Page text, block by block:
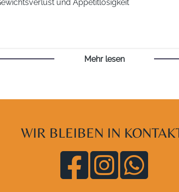
und Appetitlosigkeit
Zur ergänzenden Ernährung: 1-3
ergänzenden Ernährung lässt sich
pflanzliche Öle (Raps- öl,
Eisenpyrophosphat, Zinksulfat,
Emulgator (E 472b, Sojalecithin),
Mehr lesen
WIR BLEIBEN IN